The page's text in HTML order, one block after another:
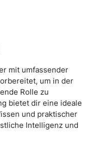
mit umfassender
um in der
Rolle zu
bietet dir eine ideale
und praktischer
Intelligenz und